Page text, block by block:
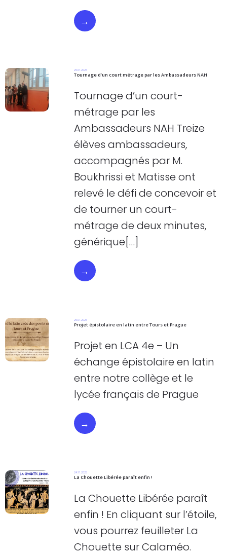
→
26.01.2026
Tournage d’un court métrage par les Ambassadeurs NAH
Tournage d’un court-
métrage par les
Ambassadeurs NAH Treize
élèves ambassadeurs,
accompagnés par M.
Boukhrissi et Matisse ont
relevé le défi de concevoir et
de tourner un court-
métrage de deux minutes,
générique[…]
→
26.01.2026
Projet épistolaire en latin entre Tours et Prague
Projet en LCA 4e – Un
échange épistolaire en latin
entre notre collège et le
lycée français de Prague
→
24.11.2025
La Chouette Libérée paraît enfin !
La Chouette Libérée paraît
enfin ! En cliquant sur l’étoile,
vous pourrez feuilleter La
Chouette sur Calaméo.